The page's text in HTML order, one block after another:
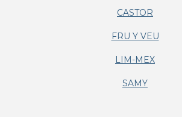
CASTOR
FRU Y VEU
LIM-MEX
SAMY